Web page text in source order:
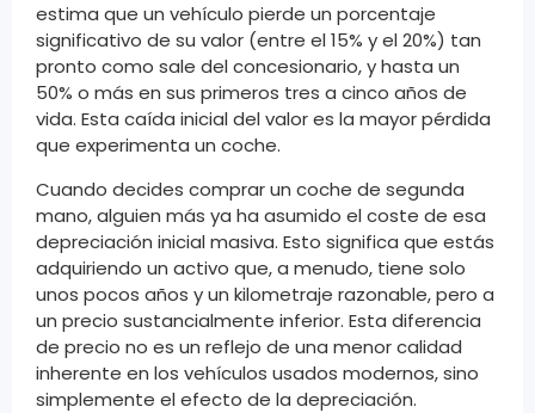
estima que un vehículo pierde un porcentaje
significativo de su valor (entre el 15% y el 20%) tan
pronto como sale del concesionario, y hasta un
50% o más en sus primeros tres a cinco años de
vida. Esta caída inicial del valor es la mayor pérdida
que experimenta un coche.
Cuando decides comprar un coche de segunda
mano, alguien más ya ha asumido el coste de esa
depreciación inicial masiva. Esto significa que estás
adquiriendo un activo que, a menudo, tiene solo
unos pocos años y un kilometraje razonable, pero a
un precio sustancialmente inferior. Esta diferencia
de precio no es un reflejo de una menor calidad
inherente en los vehículos usados modernos, sino
simplemente el efecto de la depreciación.